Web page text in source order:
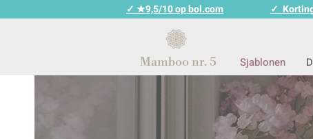
✓ ★9,5/10 op bol.com ✓
Mamboo nr. 5 Sjablonen